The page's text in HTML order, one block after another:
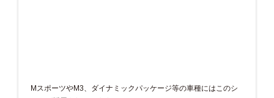
MスポーツやM3、ダイナミックパッケージ等の車種にはこのシ